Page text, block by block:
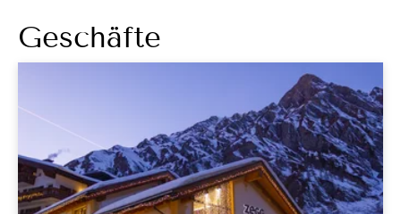
Geschäfte